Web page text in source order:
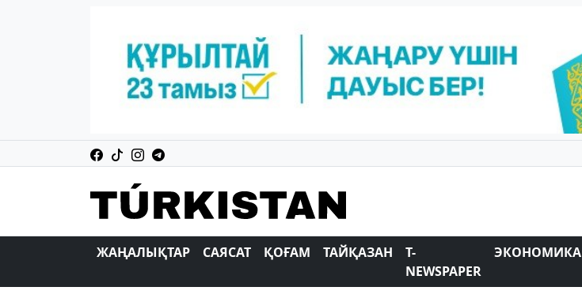
ЖАҢАЛЫҚТАР САЯСАТ ҚОҒАМ ТАЙҚАЗАН
T-
NEWSPAPER
ЭКОНОМИКА